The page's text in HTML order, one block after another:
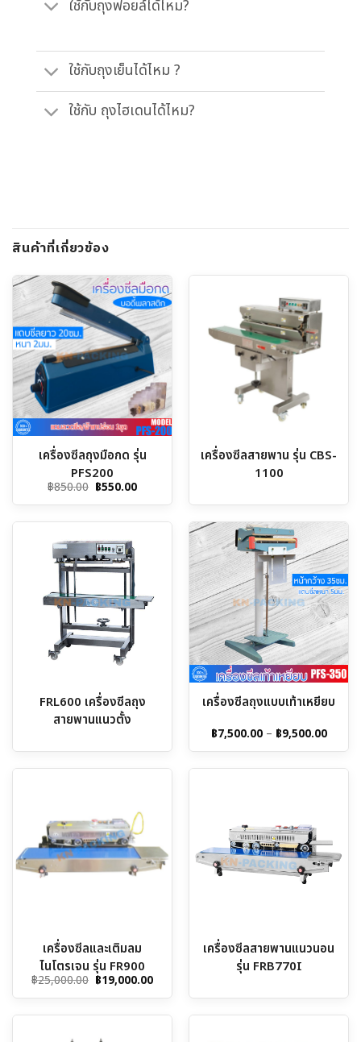
ใช้กับถุงฟอยล์ได้ไหม?
ใช้กับถุงเย็นได้ไหม ?
ใช้กับ ถุงไฮเดนได้ไหม?
สินค้าที่เกี่ยวข้อง
เครื่องซีลถุงมือกด รุ่น
PFS200
฿850.00 Original
was:
฿850.00.
฿550.00Current
is:
฿550.00.
เครื่องซีลสายพาน รุ่น CBS-
1100
FRL600 เครื่องซีลถุง
สายพานแนวตั้ง
เครื่องซีลถุงแบบเท้าเหยียบ
฿7,500.00 – ฿9,500.00Price
฿
฿
เครื่องซีลและเติมลม
ไนโตรเจน รุ่น FR900
฿25,000.00 Original
price
was:
฿25,000.00.
฿19,000.00Current
is:
฿19,000.00.
เครื่องซีลสายพานแนวนอน
รุ่น FRB770I